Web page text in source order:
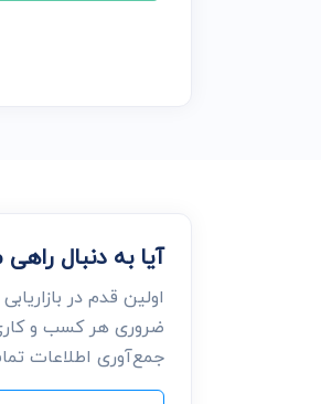
آیا به دنبال
اولین قدم در
ضروری هر کسب و
جمع‌آوری اطلاعات